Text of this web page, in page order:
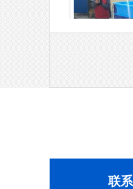
联